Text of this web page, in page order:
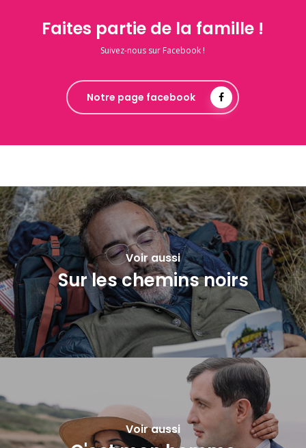
Faites partie de la famille !
Suivez-nous sur Facebook !
Notre page facebook
Voir aussi
Sur les chemins noirs
Voir aussi